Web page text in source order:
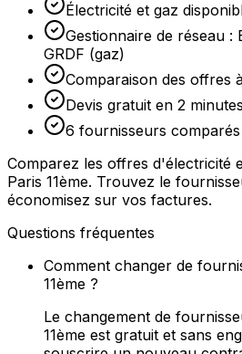
Électricité et gaz
Gestionnaire de réseau :
GRDF (gaz)
Comparaison des offres
Devis gratuit en 2 minutes
6 fournisseurs comparés
Comparez les offres d'électricité
Paris 11ème. Trouvez le
économisez sur vos factures.
Questions fréquentes
Comment changer de
11ème ?
Le changement de
11ème est gratuit et sans